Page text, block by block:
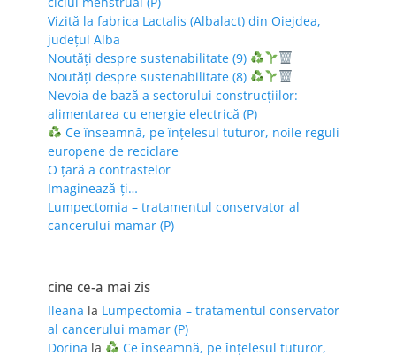
Vizită la fabrica Lactalis (Albalact) din Oiejdea,
județul Alba
Noutăți despre sustenabilitate (9)
Noutăți despre sustenabilitate (8)
Nevoia de bază a sectorului construcțiilor:
alimentarea cu energie electrică (P)
Ce înseamnă, pe înțelesul tuturor, noile reguli
europene de reciclare
O țară a contrastelor
Imaginează-ți…
Lumpectomia – tratamentul conservator al
cancerului mamar (P)
cine ce-a mai zis
Ileana la Lumpectomia – tratamentul conservator
al cancerului mamar (P)
Dorina la
Ce înseamnă, pe înțelesul tuturor,